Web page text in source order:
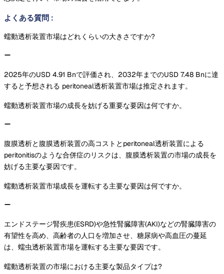
よくある質問 :
蠕動透析装置市場はどれくらいの大きさですか?
2025年のUSD 4.91 Bnで評価され、2032年までのUSD 7.48 Bnに達
すると予想される peritoneal透析装置市場は推定されます。
蠕動透析装置市場の成長を妨げる重要な要因は何ですか。
腹膜透析と腹膜透析装置の高コストとperitoneal透析装置による
peritonitisのような合併症のリスクは、腹膜透析装置の市場の成長を
妨げる主要な要因です。
蠕動透析装置市場成長を運転する主要な要因は何ですか。
エンドステージ腎疾患(ESRD)や急性腎臓障害(AKI)などの腎臓障害の
有望性を高め、高齢者の人口を増加させ、糖尿病や高血圧の蔓延
は、蠕虫透析装置市場を運転する主要な要因です。
蠕動透析装置の市場における主要な製品タイプは?